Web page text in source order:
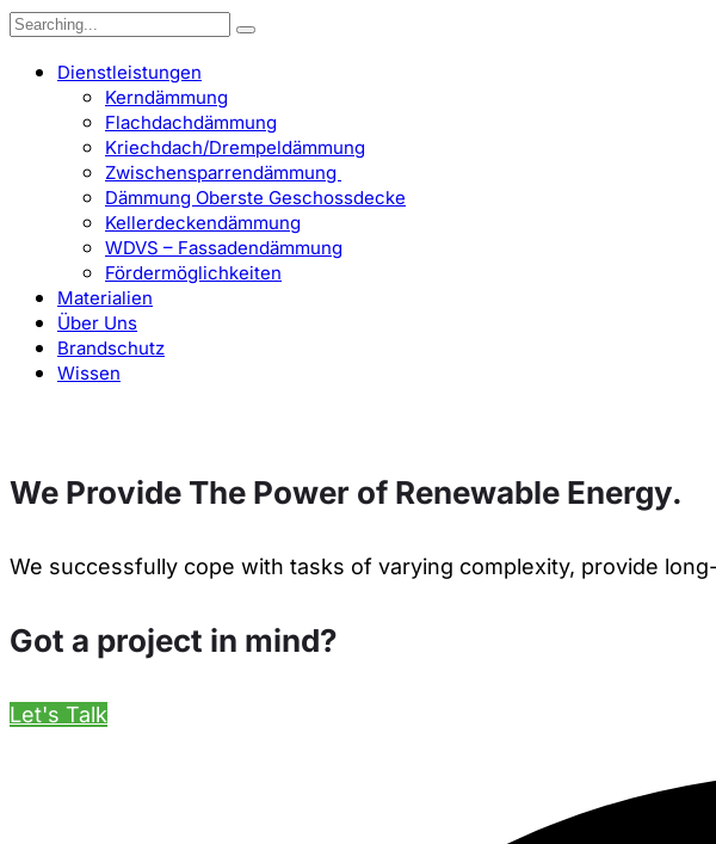
Search
Dienstleistungen
Kerndämmung
Flachdachdämmung
Kriechdach/Drempeldämmung
Zwischensparrendämmung
Dämmung Oberste Geschossdecke
Kellerdeckendämmung
WDVS – Fassadendämmung
Fördermöglichkeiten
Materialien
Über Uns
Brandschutz
Wissen
We Provide The Power of Renewable Energy.
We successfully cope with tasks of varying complexity, provide
Got a project in mind?
Let's Talk